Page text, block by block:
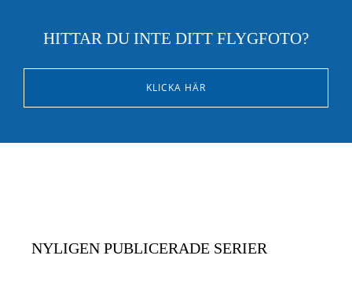
HITTAR DU INTE DITT FLYGFOTO?
KLICKA HÄR
NYLIGEN PUBLICERADE SERIER